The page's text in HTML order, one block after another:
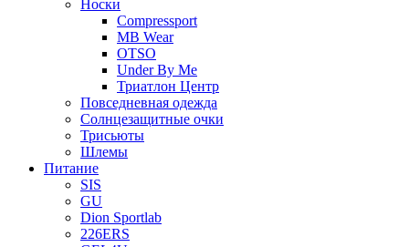
Носки
Compressport
MB Wear
OTSO
Under By Me
Триатлон Центр
Повседневная одежда
Солнцезащитные очки
Трисьюты
Шлемы
Питание
SIS
GU
Dion Sportlab
226ERS